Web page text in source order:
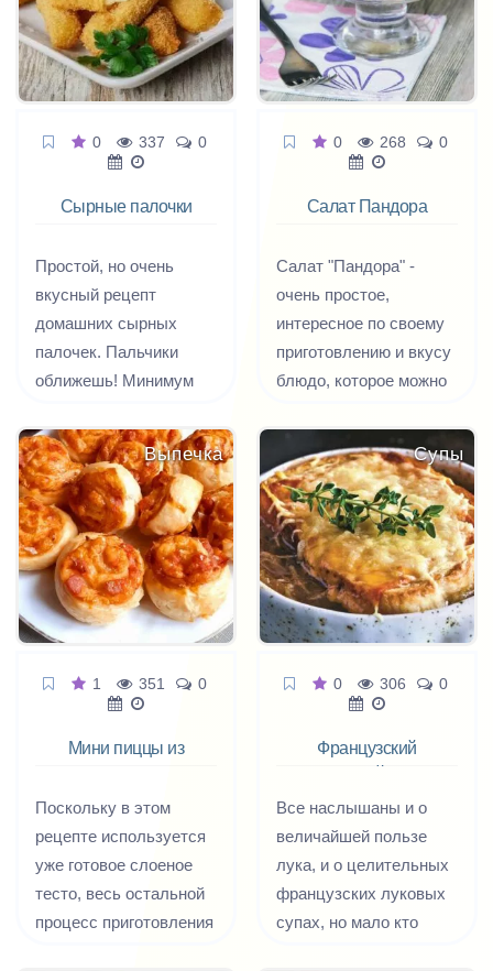
Карбонара не готовят с
беконом, для этого
используют гуанчиале.
В традиционную
добавляют сливки,
петрушку.
0 337 0
Сырные палочки
Простой, но очень
вкусный рецепт
домашних сырных
палочек. Пальчики
оближешь! Минимум
удовольствия, а с
приготовлением
справится даже
ребёнок.
0 268 0
Салат Пандора
Салат "Пандора" -
очень простое,
интересное по своему
приготовлению и вкусу
блюдо, которое можно
праздничному столу.
Этот салат состоит
всего из нескольких
вполне обычных
ингредиентов. Особый
вкус этому блюду
придаёт натертый сыр,
смешанный с горячими
как бы обволакивая их.
Выпечка
1 351 0
Мини пиццы из
Поскольку в этом
рецепте используется
уже готовое слоеное
тесто, весь остальной
процесс приготовления
Супы
0 306 0
Французский
Все наслышаны и о
величайшей пользе
лука, и о целительных
французских луковых
супах, но мало кто